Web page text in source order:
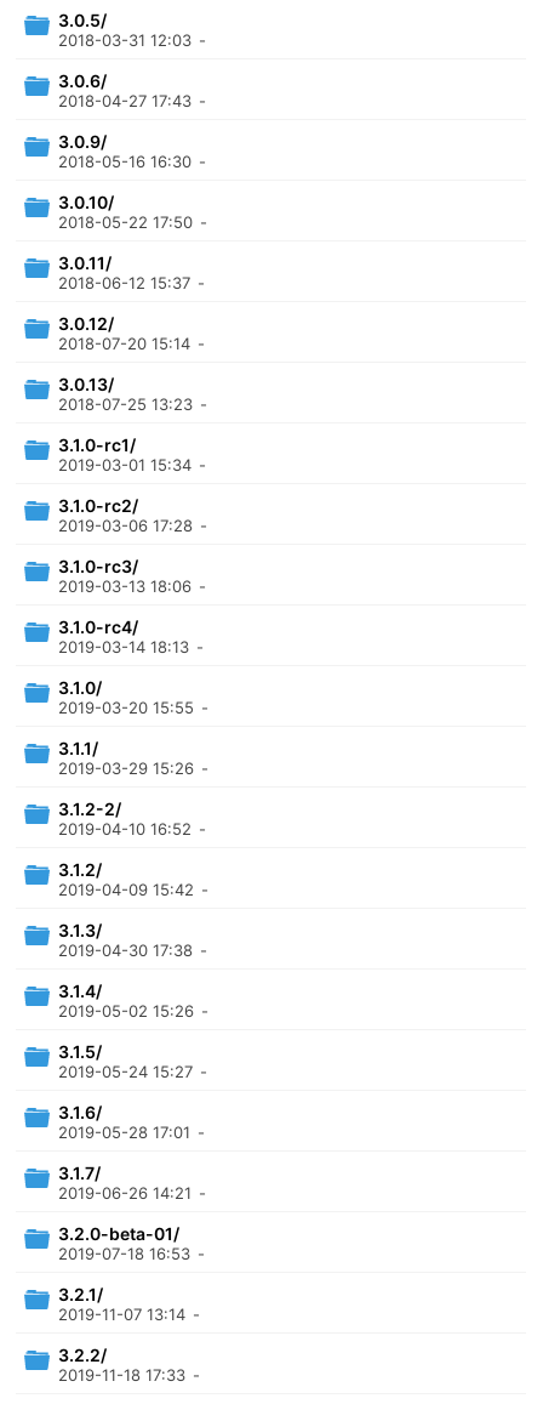
3.0.5/
2018-03-31 12:03 -
3.0.6/
2018-04-27 17:43 -
3.0.9/
2018-05-16 16:30 -
3.0.10/
2018-05-22 17:50 -
3.0.11/
2018-06-12 15:37 -
3.0.12/
2018-07-20 15:14 -
3.0.13/
2018-07-25 13:23 -
3.1.0-rc1/
2019-03-01 15:34 -
3.1.0-rc2/
2019-03-06 17:28 -
3.1.0-rc3/
2019-03-13 18:06 -
3.1.0-rc4/
2019-03-14 18:13 -
3.1.0/
2019-03-20 15:55 -
3.1.1/
2019-03-29 15:26 -
3.1.2-2/
2019-04-10 16:52 -
3.1.2/
2019-04-09 15:42 -
3.1.3/
2019-04-30 17:38 -
3.1.4/
2019-05-02 15:26 -
3.1.5/
2019-05-24 15:27 -
3.1.6/
2019-05-28 17:01 -
3.1.7/
2019-06-26 14:21 -
3.2.0-beta-01/
2019-07-18 16:53 -
3.2.1/
2019-11-07 13:14 -
3.2.2/
2019-11-18 17:33 -